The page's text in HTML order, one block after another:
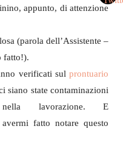
appunto, di attenzione
(parola dell’Assistente –
fatto!).
verificati sul prontuario
siano state contaminazioni
lavorazione. E
fatto notare questo